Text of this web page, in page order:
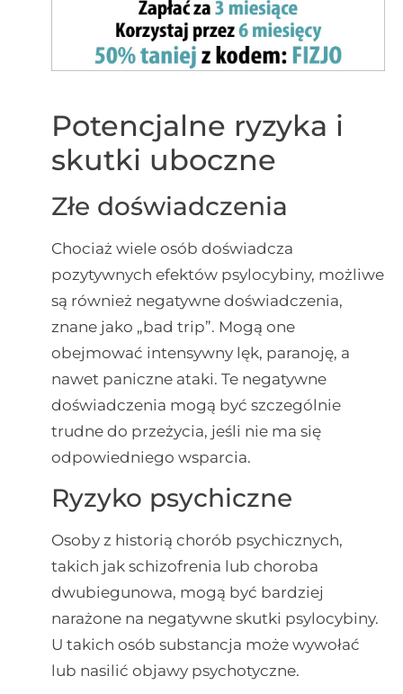
Potencjalne ryzyka i
skutki uboczne
Złe doświadczenia
Chociaż wiele osób doświadcza
pozytywnych efektów psylocybiny, możliwe
są również negatywne doświadczenia,
znane jako „bad trip”. Mogą one
obejmować intensywny lęk, paranoję, a
nawet paniczne ataki. Te negatywne
doświadczenia mogą być szczególnie
trudne do przeżycia, jeśli nie ma się
odpowiedniego wsparcia.
Ryzyko psychiczne
Osoby z historią chorób psychicznych,
takich jak schizofrenia lub choroba
dwubiegunowa, mogą być bardziej
narażone na negatywne skutki psylocybiny.
U takich osób substancja może wywołać
lub nasilić objawy psychotyczne.